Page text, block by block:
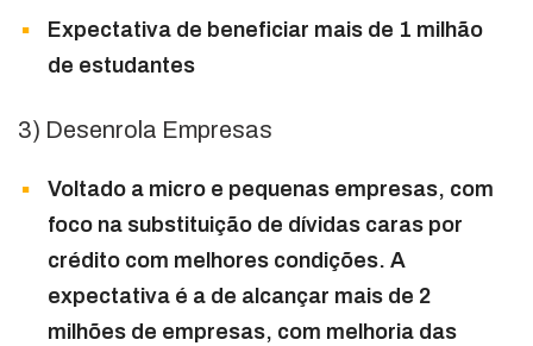
Expectativa de beneficiar mais de 1 milhão
de estudantes
3) Desenrola Empresas
Voltado a micro e pequenas empresas, com
foco na substituição de dívidas caras por
crédito com melhores condições. A
expectativa é a de alcançar mais de 2
milhões de empresas, com melhoria das